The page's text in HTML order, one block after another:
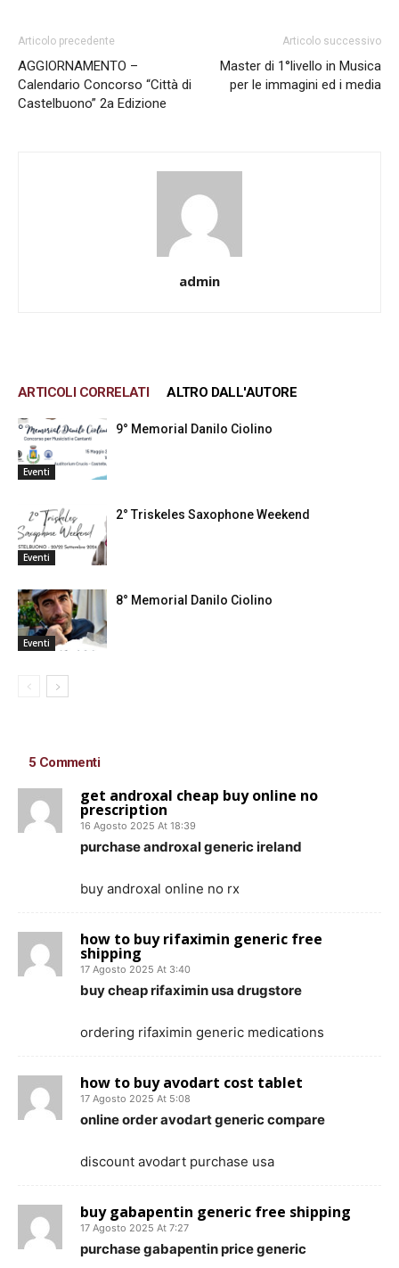
Articolo precedente
AGGIORNAMENTO –
Calendario Concorso “Città di
Castelbuono” 2a Edizione
Articolo successivo
Master di 1°livello in Musica
per le immagini ed i media
admin
ARTICOLI CORRELATI ALTRO DALL'AUTORE
Eventi
9° Memorial Danilo Ciolino
Eventi
2° Triskeles Saxophone Weekend
Eventi
8° Memorial Danilo Ciolino
5 Commenti
get androxal cheap buy online no
prescription
16 Agosto 2025 At 18:39
purchase androxal generic ireland
buy androxal online no rx
how to buy rifaximin generic free
shipping
17 Agosto 2025 At 3:40
buy cheap rifaximin usa drugstore
ordering rifaximin generic medications
how to buy avodart cost tablet
17 Agosto 2025 At 5:08
online order avodart generic compare
discount avodart purchase usa
buy gabapentin generic free shipping
17 Agosto 2025 At 7:27
purchase gabapentin price generic